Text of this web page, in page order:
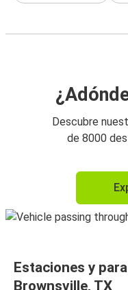
Descubre
de 8000
Estaciones y
Brownsville, TX